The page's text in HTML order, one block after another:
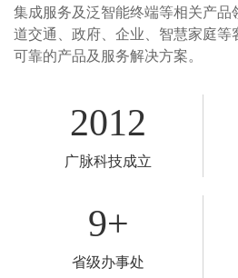
集成服务及泛智能终端等相关产品
道交通、政府、企业、智慧家庭等
可靠的产品及服务解决方案。
2012
广脉科技成立
9+
省级办事处